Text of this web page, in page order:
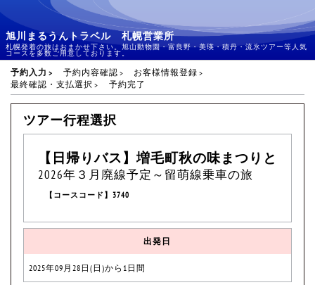
旭川まるうんトラベル 札幌営業所
札幌発着の旅はおまかせ下さい。旭山動物園・富良野・美瑛・積丹・流氷ツアー等人気
コースを多数ご用意しております。
予約入力 予約内容確認
お客様情報登録
最終確認・支払選択
予約完了
ツアー行程選択
【日帰りバス】増毛町秋の味まつりと
2026年３月廃線予定～留萌線乗車の旅
【コースコード】3740
出発日
2025年09月28日(日)から1日間